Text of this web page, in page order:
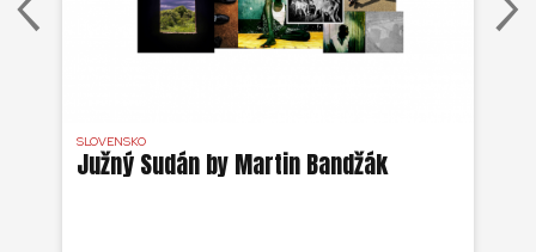
SLOVENSKO
Južný Sudán by Martin Bandžák